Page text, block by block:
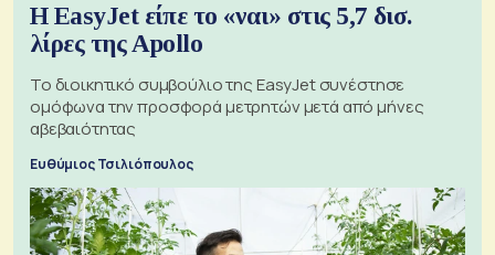
Η EasyJet είπε το «ναι» στις 5,7 δισ.
λίρες της Apollo
Το διοικητικό συμβούλιο της EasyJet συνέστησε
ομόφωνα την προσφορά μετρητών μετά από μήνες
αβεβαιότητας
Ευθύμιος Τσιλιόπουλος